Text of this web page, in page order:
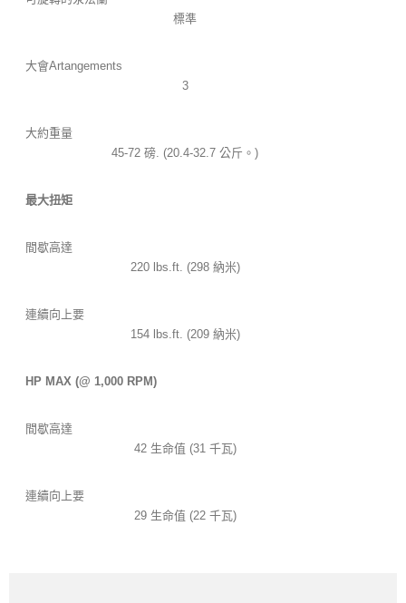
標準
大會Artangements
3
大約重量
45-72 磅. (20.4-32.7 公斤。)
最大扭矩
間歇高達
220 lbs.ft. (298 納米)
連續向上要
154 lbs.ft. (209 納米)
HP MAX (@ 1,000 RPM)
間歇高達
42 生命值 (31 千瓦)
連續向上要
29 生命值 (22 千瓦)